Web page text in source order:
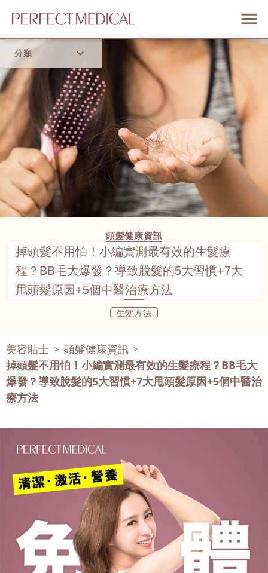
分類
首頁
流行趨勢
頭髮健康資訊
掉頭髮不用怕！小編實測最有效的生髮療
程？BB毛大爆發？導致脫髮的5大習慣+7大
甩頭髮原因+5個中醫治療方法
生髮方法
美容貼士 > 頭髮健康資訊 >
掉頭髮不用怕！小編實測最有效的生髮療程？BB毛大
爆發？導致脫髮的5大習慣+7大甩頭髮原因+5個中醫治
療方法